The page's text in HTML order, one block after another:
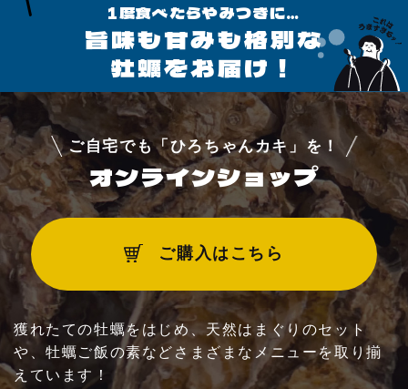
アクセス
お問い合わせ
ご利用いただけるお支払方法
1度食べたらやみつきに…
旨味も甘みも格別な
牡蠣をお届け！
ご自宅でも「ひろちゃんカキ」を！
オンラインショップ
ご購入はこちら
獲れたての牡蠣をはじめ、天然はまぐりのセット
や、牡蠣ご飯の素などさまざまなメニューを取り揃
えています！